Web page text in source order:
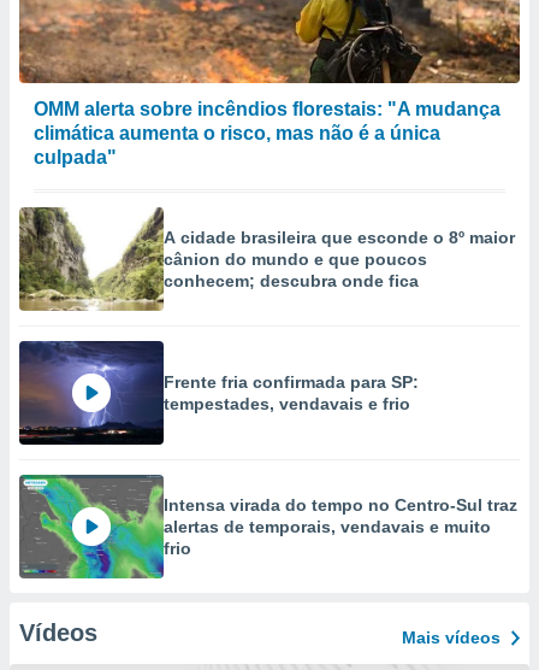
OMM alerta sobre incêndios florestais: "A mudança
climática aumenta o risco, mas não é a única
culpada"
A cidade brasileira que esconde o 8º maior
cânion do mundo e que poucos
conhecem; descubra onde fica
Frente fria confirmada para SP:
tempestades, vendavais e frio
Intensa virada do tempo no Centro-Sul traz
alertas de temporais, vendavais e muito
frio
Vídeos Mais vídeos